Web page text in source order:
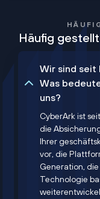
Häufig
Wir sind seit
Was
uns?
CyberArk ist
die
Ihrer
vor, die
Generation,
Technologie